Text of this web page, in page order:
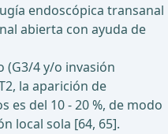
endoscópica transanal
abierta con ayuda de
(G3/4 y/o invasión
la aparición de
es del 10 - 20 %, de modo
local sola [64, 65].